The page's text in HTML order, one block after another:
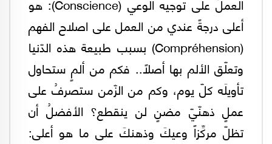
أعلى درجةً عندي من العمل على اصلاح الفهم
(Compréhension) بسبب طبيعة هذه الدّنيا
وتعلّق الألم بها أصلاً.. فكم من ألمٍ ستحاول
تأويلَه كلّ يوم، وكم من الزّمن ستصرفُ على
عملٍ ذهنّيّ مضنٍ لن ينقطع؟ الأفضلُ أن
تظلّ مركِّزاً وعيكَ وذهنكَ على ما هو أعلى: